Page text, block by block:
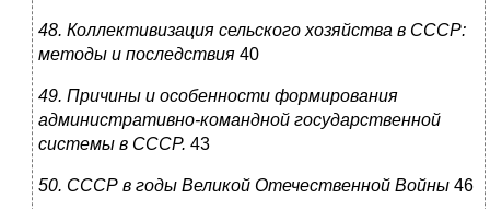
48. Коллективизация сельского хозяйства в СССР:
методы и последствия 40
49. Причины и особенности формирования
административно-командной государственной
системы в СССР. 43
50. СССР в годы Великой Отечественной Войны 46